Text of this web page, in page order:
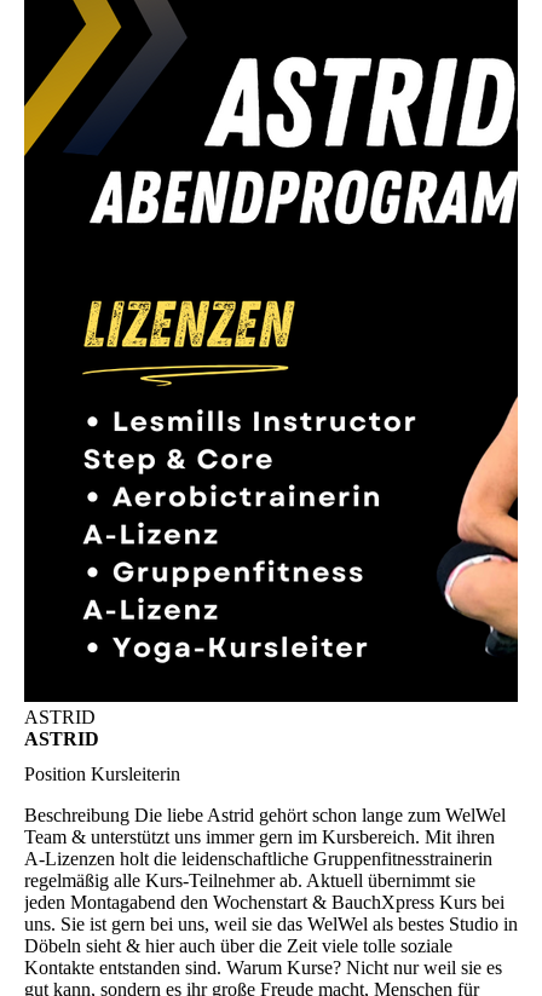
ASTRID
ASTRID
Position Kursleiterin
Beschreibung Die liebe Astrid gehört schon lange zum WelWel
Team & unterstützt uns immer gern im Kursbereich. Mit ihren
A-Lizenzen holt die leidenschaftliche Gruppenfitnesstrainerin
regelmäßig alle Kurs-Teilnehmer ab. Aktuell übernimmt sie
jeden Montagabend den Wochenstart & BauchXpress Kurs bei
uns. Sie ist gern bei uns, weil sie das WelWel als bestes Studio in
Döbeln sieht & hier auch über die Zeit viele tolle soziale
Kontakte entstanden sind. Warum Kurse? Nicht nur weil sie es
gut kann, sondern es ihr große Freude macht, Menschen für